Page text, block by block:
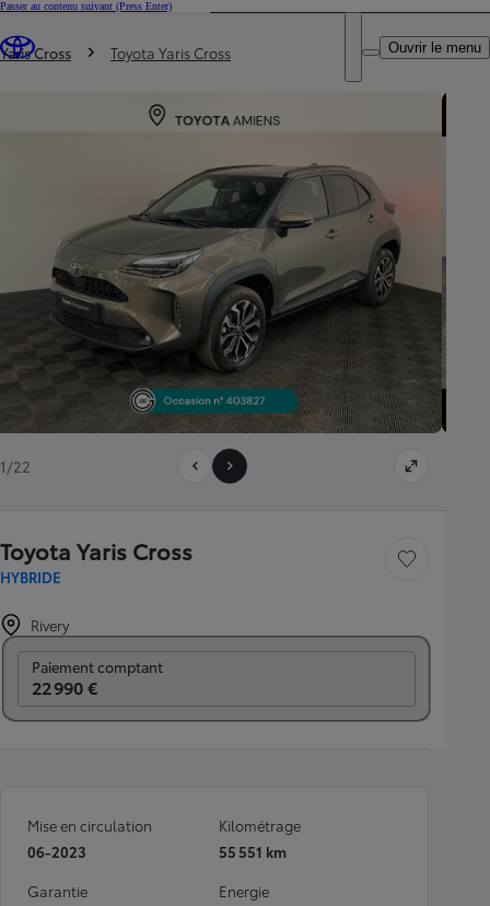
Passer au contenu suivant (Press Enter)
Trouvez un partenaire Toyota
DEALER NAME
Ouvrir le menu
Vous êtes ici
Yaris Cross Toyota Yaris Cross
1/22
Toyota Yaris Cross
HYBRIDE
Sauvegarder le
Rivery
Paiement comptant
22 990 €
Mise en circulation
06-2023
Kilométrage
55 551 km
Garantie
Energie